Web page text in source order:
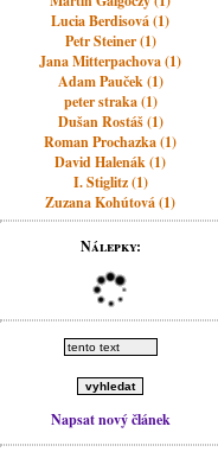
Lucia Berdisová (1)
Petr Steiner (1)
Jana Mitterpachova (1)
Adam Pauček (1)
peter straka (1)
Dušan Rostáš (1)
Roman Prochazka (1)
David Halenák (1)
I. Stiglitz (1)
Zuzana Kohútová (1)
Nálepky:
Napsat nový článek